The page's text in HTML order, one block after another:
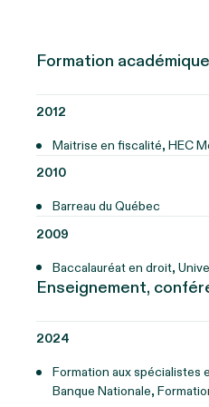
Formation académique
2012
Maitrise en fiscalité, HEC
2010
Barreau du Québec
2009
Baccalauréat en droit,
Enseignement,
2024
Formation aux spécialistes
Banque Nationale,